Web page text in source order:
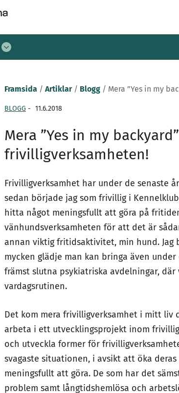
Framsida /Artiklar/ Blogg / Mera ”Yes in my
BLOGG - 11.6.2018
Mera ”Yes in my
frivilligverksamheten!
Frivilligverksamhet har under de senaste
sedan började jag som frivillig i
hitta något meningsfullt att göra på
vänhundsverksamheten för att det är
annan viktig fritidsaktivitet, min hund. Jag
mycken glädje man kan bringa även
främst slutna psykiatriska avdelningar,
vardagsrutinen.
Det kom mera frivilligverksamhet i mitt
arbeta i ett utvecklingsprojekt inom
och utveckla former för
svagaste situationen, i avsikt att öka
meningsfullt att göra. De som har det
problem samt långtidshemlösa och